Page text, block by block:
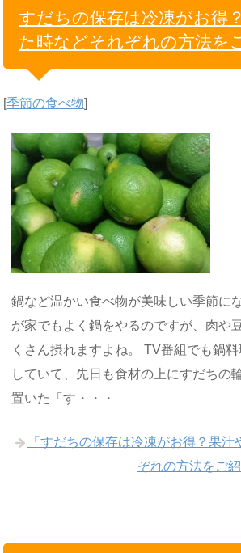
すだちの保存は冷凍がお得
た時などそれぞれの方法を
[季節の食べ物]
鍋など温かい食べ物が美味しい季節に
が家でもよく鍋をやるのですが、肉や
くさん摂れますよね。 TV番組でも鍋
していて、先日も食材の上にすだちの
置いた「す・・・
「すだちの保存は冷凍がお得？果
ぞれの方法をご